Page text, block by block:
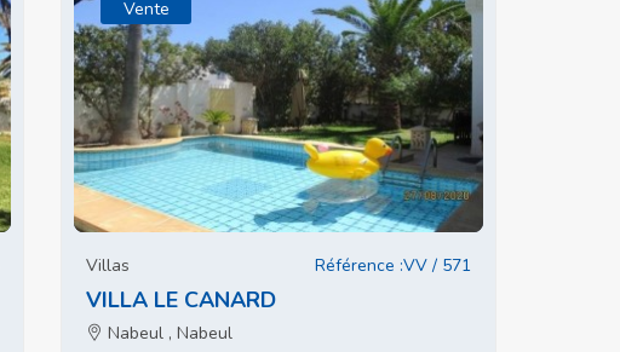
Vente
Villas Référence :VV / 571
VILLA LE CANARD
Nabeul , Nabeul